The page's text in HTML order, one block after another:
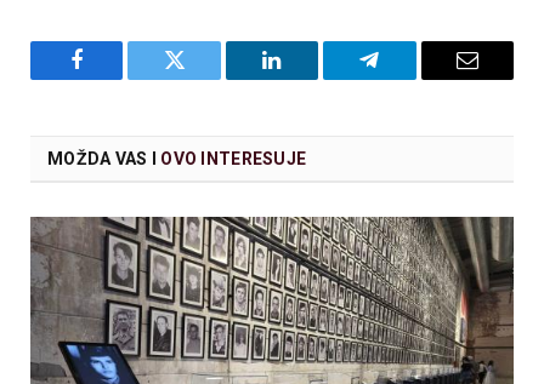
Facebook Twitter LinkedIn Telegram Email
MOŽDA VAS I OVO INTERESUJE